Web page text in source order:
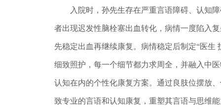
入院时，孙先生存在严重言语障碍、认知障
者出现迟发性脑栓塞出血转化，病情一度陷入
先稳定出血再继续康复。病情稳定后制定“医
细致照护，每一个细节都力求周全，并融入中
认知在内的个性化康复方案。通过良肢位摆放
致专业的言语和认知康复，重塑其言语与思维